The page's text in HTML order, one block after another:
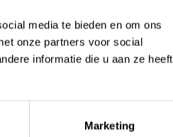
media te bieden en om ons
onze partners voor social
informatie die u aan ze heeft
Marketing